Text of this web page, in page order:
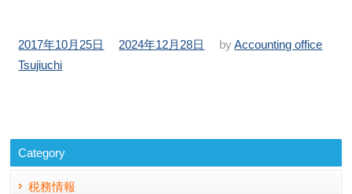
投
稿
2017年10月25日
更
2024年12月28日 byAccounting office
Tsujiuchi
Category
税務情報